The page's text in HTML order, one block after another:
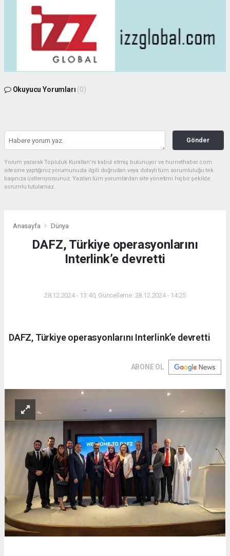
Okuyucu Yorumları (0)
Gönder
Yorum yazarak Topluluk Kuralları’nı kabul etmiş bulunuyor ve hurnethaber.com
sitesine yaptığınız yorumunuzla ilgili doğrudan veya dolaylı tüm sorumluluğu tek
başınıza üstleniyorsunuz. Yazılan tüm yorumlardan site yönetimi hiçbir şekilde
sorumlu tutulamaz.
Anasayfa Dünya
DAFZ, Türkiye operasyonlarını
Interlink’e devretti
28.12.2024 - 13:40, Güncelleme: 28.12.2024 - 14:25
DAFZ, Türkiye operasyonlarını Interlink’e devretti
ABONE OL